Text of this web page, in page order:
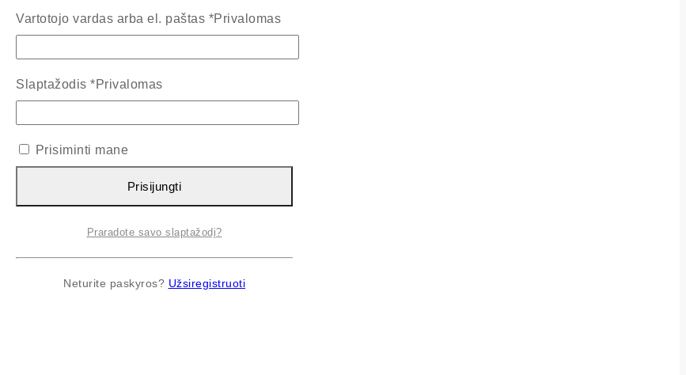
Vartotojo vardas arba el. paštas *Privalomas
Slaptažodis *Privalomas
Prisiminti mane
Prisijungti
Praradote savo slaptažodį?
Neturite paskyros? Užsiregistruoti